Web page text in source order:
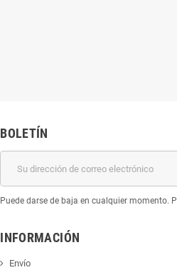
BOLETÍN
Puede darse de baja en cualquier momento.
INFORMACIÓN
Envío